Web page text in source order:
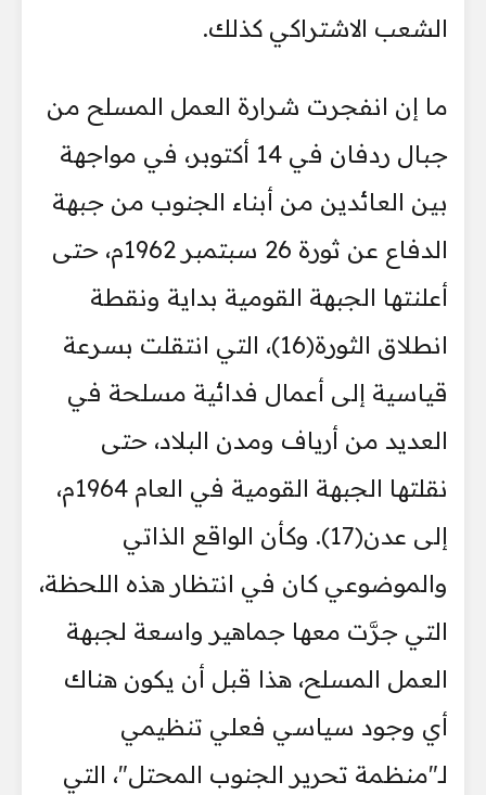
الشعب الاشتراكي كذلك.
ما إن انفجرت شرارة العمل المسلح من
جبال ردفان في 14 أكتوبر، في مواجهة
بين العائدين من أبناء الجنوب من جبهة
الدفاع عن ثورة 26 سبتمبر 1962م، حتى
أعلنتها الجبهة القومية بداية ونقطة
انطلاق الثورة(16)، التي انتقلت بسرعة
قياسية إلى أعمال فدائية مسلحة في
العديد من أرياف ومدن البلاد، حتى
نقلتها الجبهة القومية في العام 1964م،
إلى عدن(17). وكأن الواقع الذاتي
والموضوعي كان في انتظار هذه اللحظة،
التي جرَّت معها جماهير واسعة لجبهة
العمل المسلح، هذا قبل أن يكون هناك
أي وجود سياسي فعلي تنظيمي
لـ"منظمة تحرير الجنوب المحتل"، التي